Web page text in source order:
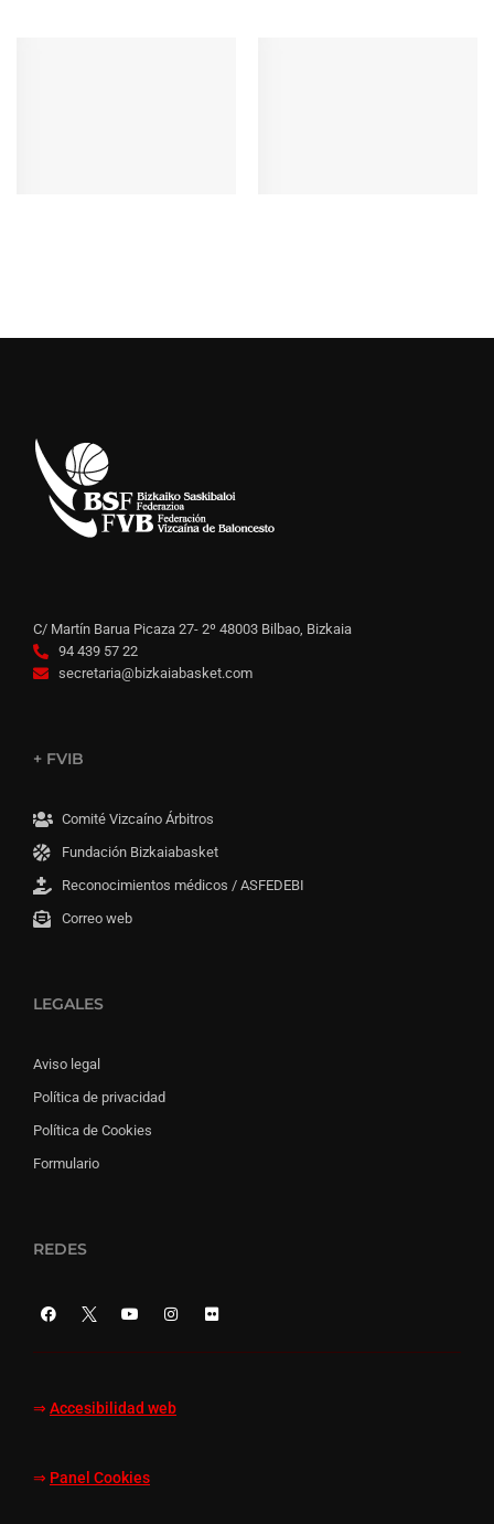
C/ Martín Barua Picaza 27- 2º 48003 Bilbao, Bizkaia
94 439 57 22
secretaria@bizkaiabasket.com
+ FVIB
Comité Vizcaíno Árbitros
Fundación Bizkaiabasket
Reconocimientos médicos / ASFEDEBI
Correo web
LEGALES
Aviso legal
Política de privacidad
Política de Cookies
Formulario
REDES
⇒ Accesibilidad web
⇒ Panel Cookies